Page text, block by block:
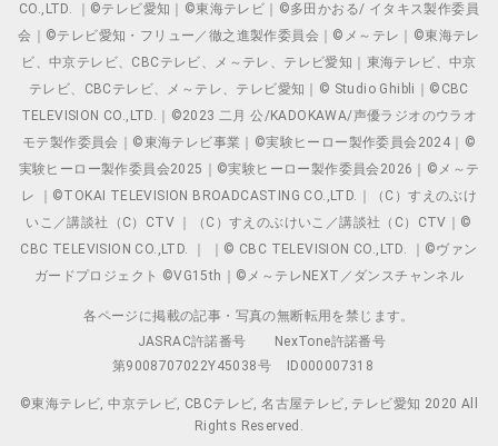
CO.,LTD. ｜©テレビ愛知｜©東海テレビ｜©多田かおる/ イタキス製作委員
会｜©テレビ愛知・フリュー／徹之進製作委員会｜©メ～テレ｜©東海テレ
ビ、中京テレビ、CBCテレビ、メ～テレ、テレビ愛知｜東海テレビ、中京
テレビ、CBCテレビ、メ～テレ、テレビ愛知｜© Studio Ghibli｜©CBC
TELEVISION CO.,LTD.｜©2023 二月 公/KADOKAWA/声優ラジオのウラオ
モテ製作委員会｜©東海テレビ事業｜©実験ヒーロー製作委員会2024｜©
実験ヒーロー製作委員会2025｜©実験ヒーロー製作委員会2026｜©メ～テ
レ ｜©TOKAI TELEVISION BROADCASTING CO.,LTD.｜（C）すえのぶけ
いこ／講談社（C）CTV ｜（C）すえのぶけいこ／講談社（C）CTV｜©
CBC TELEVISION CO.,LTD. ｜ ｜© CBC TELEVISION CO.,LTD. ｜©ヴァン
ガードプロジェクト ©VG15th｜©メ～テレNEXT／ダンスチャンネル
各ページに掲載の記事・写真の無断転用を禁じます。
JASRAC許諾番号
NexTone許諾番号
第9008707022Y45038号
ID000007318
©東海テレビ, 中京テレビ, CBCテレビ, 名古屋テレビ, テレビ愛知 2020 All
Rights Reserved.